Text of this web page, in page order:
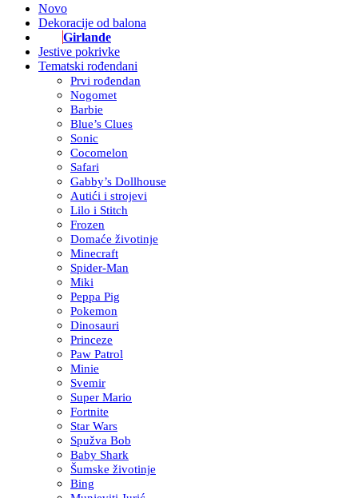
Novo
Dekoracije od balona
Girlande
Jestive pokrivke
Tematski rođendani
Prvi rođendan
Nogomet
Barbie
Blue’s Clues
Sonic
Cocomelon
Safari
Gabby’s Dollhouse
Autići i strojevi
Lilo i Stitch
Frozen
Domaće životinje
Minecraft
Spider-Man
Miki
Peppa Pig
Pokemon
Dinosauri
Princeze
Paw Patrol
Minie
Svemir
Super Mario
Fortnite
Star Wars
Spužva Bob
Baby Shark
Šumske životinje
Bing